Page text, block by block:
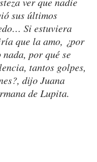
sus últimos
Si estuviera
que la amo, ¿por
por qué se
tantos golpes,
dijo Juana
de Lupita.